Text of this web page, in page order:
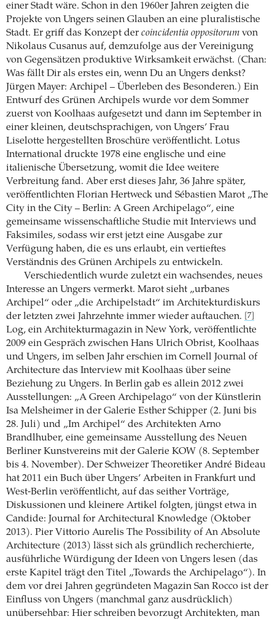
einer Stadt wäre. Schon in den 1960er Jahren zeigten die
Projekte von Ungers seinen Glauben an eine pluralistische
Stadt. Er griff das Konzept der coincidentia oppositorum von
Nikolaus Cusanus auf, demzufolge aus der Vereinigung
von Gegensätzen produktive Wirksamkeit erwächst. (Chan:
Was fällt Dir als erstes ein, wenn Du an Ungers denkst?
Jürgen Mayer: Archipel – Überleben des Besonderen.) Ein
Entwurf des Grünen Archipels wurde vor dem Sommer
zuerst von Koolhaas aufgesetzt und dann im September in
einer kleinen, deutschsprachigen, von Ungers’ Frau
Liselotte hergestellten Broschüre veröffentlicht. Lotus
International druckte 1978 eine englische und eine
italienische Übersetzung, womit die Idee weitere
Verbreitung fand. Aber erst dieses Jahr, 36 Jahre später,
veröffentlichten Florian Hertweck und Sébastien Marot „The
City in the City – Berlin: A Green Archipelago“, eine
gemeinsame wissenschaftliche Studie mit Interviews und
Faksimiles, sodass wir erst jetzt eine Ausgabe zur
Verfügung haben, die es uns erlaubt, ein vertieftes
Verständnis des Grünen Archipels zu entwickeln.
Verschiedentlich wurde zuletzt ein wachsendes, neues
Interesse an Ungers vermerkt. Marot sieht „urbanes
Archipel“ oder „die Archipelstadt“ im Architekturdiskurs
der letzten zwei Jahrzehnte immer wieder auftauchen.
[7]
Log, ein Architekturmagazin in New York, veröffentlichte
2009 ein Gespräch zwischen Hans Ulrich Obrist, Koolhaas
und Ungers, im selben Jahr erschien im Cornell Journal of
Architecture das Interview mit Koolhaas über seine
Beziehung zu Ungers. In Berlin gab es allein 2012 zwei
Ausstellungen: „A Green Archipelago“ von der Künstlerin
Isa Melsheimer in der Galerie Esther Schipper (2. Juni bis
28. Juli) und „Im Archipel“ des Architekten Arno
Brandlhuber, eine gemeinsame Ausstellung des Neuen
Berliner Kunstvereins mit der Galerie KOW (8. September
bis 4. November). Der Schweizer Theoretiker André Bideau
hat 2011 ein Buch über Ungers’ Arbeiten in Frankfurt und
West-Berlin veröffentlicht, auf das seither Vorträge,
Diskussionen und kleinere Artikel folgten, jüngst etwa in
Candide: Journal for Architectural ­Knowledge (Oktober
2013). Pier Vittorio Aurelis The ­Possibility of An Absolute
Architecture (2013) lässt sich als gründlich recherchierte,
ausführliche Würdigung der Ideen von Ungers lesen (das
erste Kapitel trägt den Titel „Towards the Archipelago“). In
dem vor drei Jahren gegründeten Magazin San Rocco ist der
Einfluss von Ungers (manchmal ganz ausdrücklich)
unübersehbar: Hier schreiben bevorzugt Architekten, man